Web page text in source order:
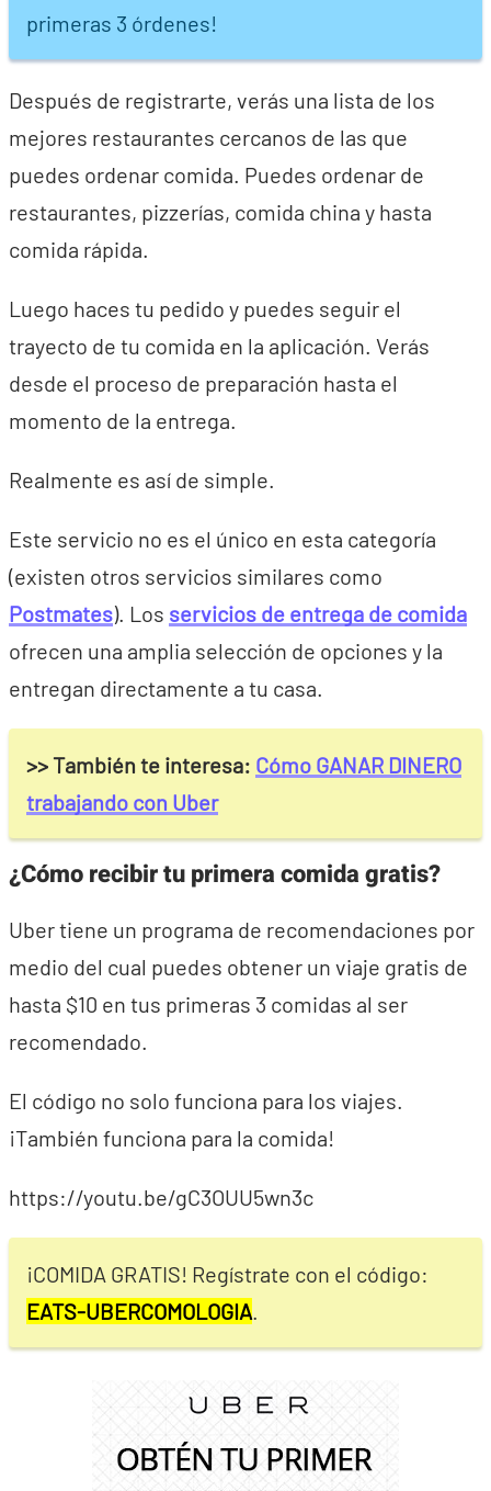
primeras 3 órdenes!
Después de registrarte, verás una lista de los
mejores restaurantes cercanos de las que
puedes ordenar comida. Puedes ordenar de
restaurantes, pizzerías, comida china y hasta
comida rápida.
Luego haces tu pedido y puedes seguir el
trayecto de tu comida en la aplicación. Verás
desde el proceso de preparación hasta el
momento de la entrega.
Realmente es así de simple.
Este servicio no es el único en esta categoría
(existen otros servicios similares como
Postmates). Los servicios de entrega de comida
ofrecen una amplia selección de opciones y la
entregan directamente a tu casa.
>> También te interesa: Cómo GANAR DINERO
trabajando con Uber
¿Cómo recibir tu primera comida gratis?
Uber tiene un programa de recomendaciones por
medio del cual puedes obtener un viaje gratis de
hasta $10 en tus primeras 3 comidas al ser
recomendado.
El código no solo funciona para los viajes.
¡También funciona para la comida!
https://youtu.be/gC3OUU5wn3c
¡COMIDA GRATIS! Regístrate con el código:
EATS-UBERCOMOLOGIA.